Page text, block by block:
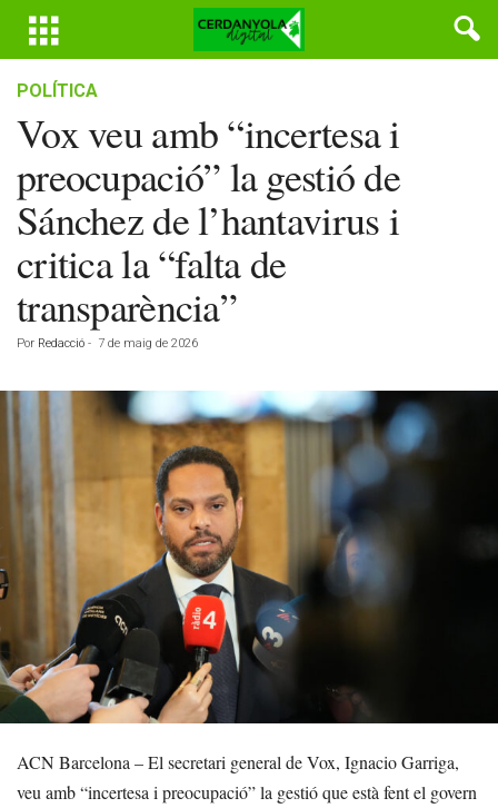
POLÍTICA
Vox veu amb “incertesa i
preocupació” la gestió de
Sánchez de l’hantavirus i
critica la “falta de
transparència”
Por Redacció - 7 de maig de 2026
ACN Barcelona – El secretari general de Vox, Ignacio Garriga,
veu amb “incertesa i preocupació” la gestió que està fent el govern